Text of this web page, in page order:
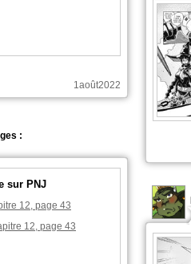
1août2022
:
sur PNJ
12, page 43
12, page 43